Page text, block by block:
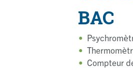
BAC
Compteur